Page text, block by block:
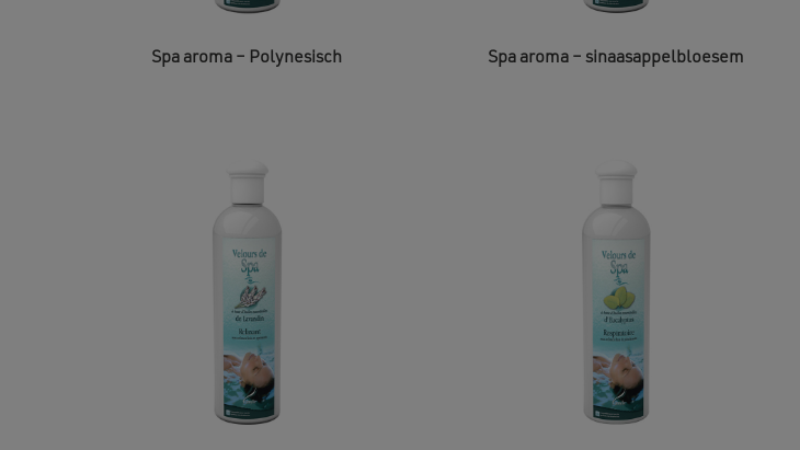
Spa aroma – Polynesisch Spa aroma – sinaasappelbloesem